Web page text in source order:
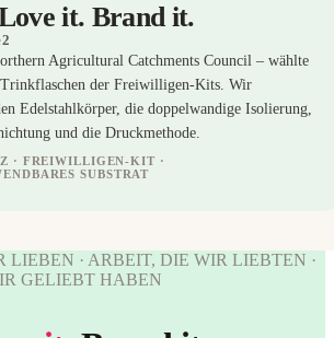
it. Brand it.
Agricultural Catchments Council – wählte
Trinkflaschen der Freiwilligen-Kits. Wir
Edelstahlkörper, die doppelwandige Isolierung,
und die Druckmethode.
· FREIWILLIGEN-KIT ·
SUBSTRAT
LIEBEN · ARBEIT, DIE WIR LIEBTEN ·
GELIEBT HABEN